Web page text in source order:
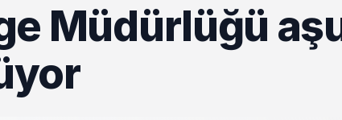
Müdürlüğü